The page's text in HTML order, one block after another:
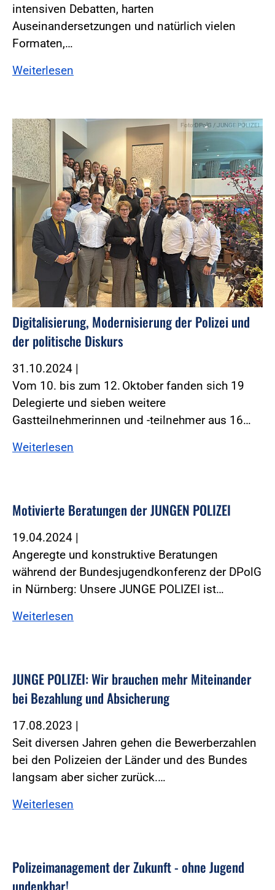
intensiven Debatten, harten
Auseinandersetzungen und natürlich vielen
Formaten,…
Weiterlesen
Foto:DPolG / JUNGE POLIZEI
Digitalisierung, Modernisierung der Polizei und
der politische Diskurs
31.10.2024 |
Vom 10. bis zum 12. Oktober fanden sich 19
Delegierte und sieben weitere
Gastteilnehmerinnen und -teilnehmer aus 16…
Weiterlesen
Motivierte Beratungen der JUNGEN POLIZEI
19.04.2024 |
Angeregte und konstruktive Beratungen
während der Bundesjugendkonferenz der DPolG
in Nürnberg: Unsere JUNGE POLIZEI ist…
Weiterlesen
JUNGE POLIZEI: Wir brauchen mehr Miteinander
bei Bezahlung und Absicherung
17.08.2023 |
Seit diversen Jahren gehen die Bewerberzahlen
bei den Polizeien der Länder und des Bundes
langsam aber sicher zurück.…
Weiterlesen
Polizeimanagement der Zukunft - ohne Jugend
undenkbar!